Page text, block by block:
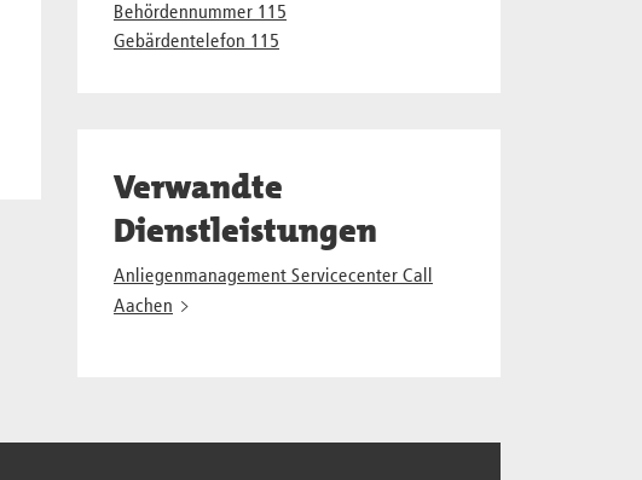
Behördennummer 115
Gebärden­telefon 115
Verwandte
Dienstleistungen
Anliegenmanagement Servicecenter Call
Aachen